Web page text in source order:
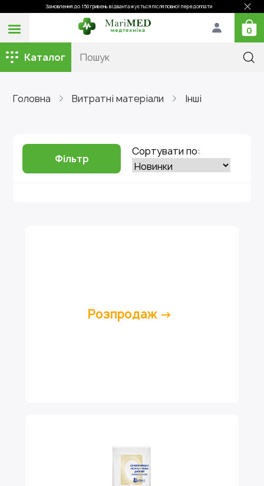
Замовлення до 150 гривень відвантажується після повної передоплати
0
Каталог
Головна Витратні матеріали Інші
Фільтр
Сортувати по:
Розпродаж